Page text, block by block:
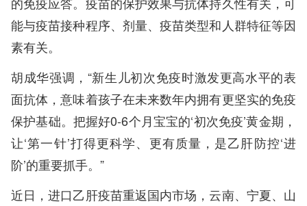
能与疫苗接种程序、剂量、疫苗类型和人群特征等因
素有关。
胡成华强调，“新生儿初次免疫时激发更高水平的表
面抗体，意味着孩子在未来数年内拥有更坚实的免疫
保护基础。把握好0-6个月宝宝的‘初次免疫’黄金期，
让‘第一针’打得更科学、更有质量，是乙肝防控‘进
阶’的重要抓手。”
近日，进口乙肝疫苗重返国内市场，云南、宁夏、山